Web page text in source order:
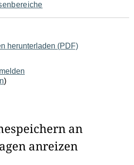
herunterladen (PDF)
)
an
anreizen